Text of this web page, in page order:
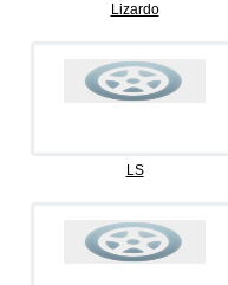
Lizardo
LS